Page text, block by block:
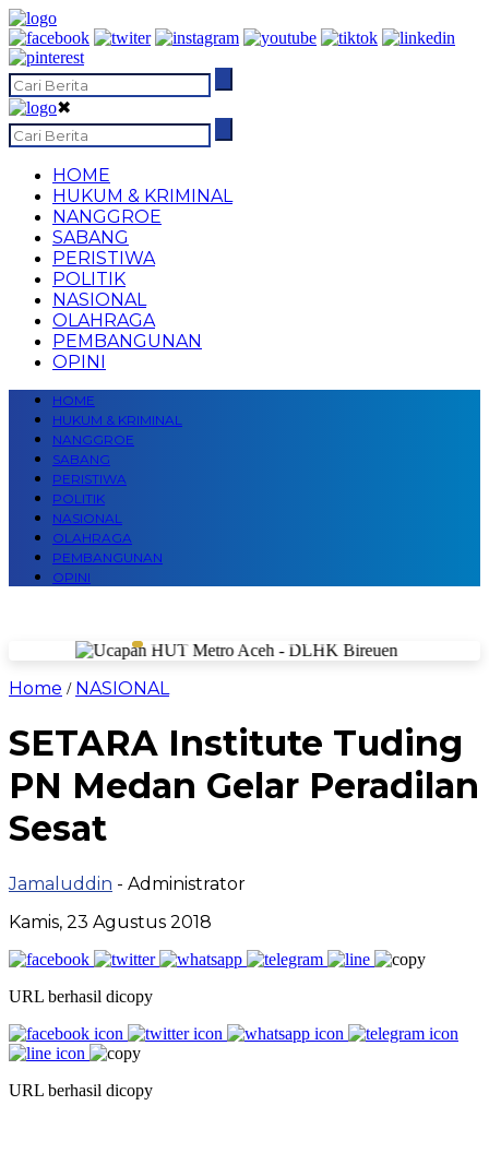
✖
HOME
HUKUM & KRIMINAL
NANGGROE
SABANG
PERISTIWA
POLITIK
NASIONAL
OLAHRAGA
PEMBANGUNAN
OPINI
HOME
HUKUM & KRIMINAL
NANGGROE
SABANG
PERISTIWA
POLITIK
NASIONAL
OLAHRAGA
PEMBANGUNAN
OPINI
Home / NASIONAL
SETARA Institute Tuding
PN Medan Gelar Peradilan
Sesat
Jamaluddin - Administrator
Kamis, 23 Agustus 2018
URL berhasil dicopy
URL berhasil dicopy